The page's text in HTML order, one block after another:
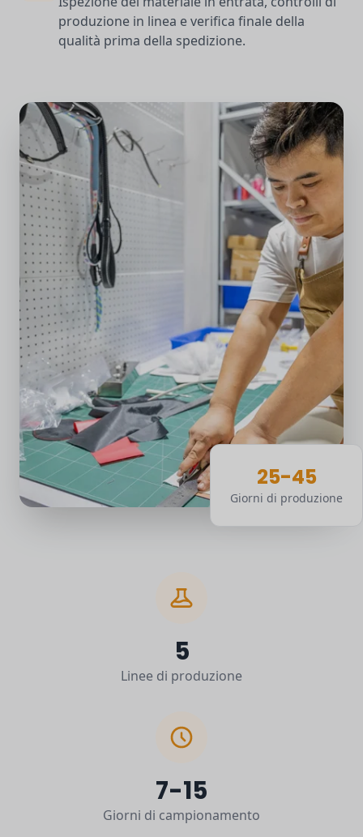
produzione in linea e verifica finale della
qualità prima della spedizione.
25-45
Giorni di produzione
5
Linee di produzione
7-15
Giorni di campionamento